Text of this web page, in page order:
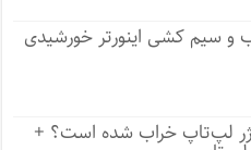
و سیم کشی اینورتر خورشیدی
لپ‌تاپ خراب شده است؟ +